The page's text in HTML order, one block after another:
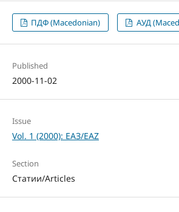
ПДФ (Macedonian) АУД
Published
2000-11-02
Issue
Vol. 1 (2000): ЕАЗ/EAZ
Section
Статии/Articles